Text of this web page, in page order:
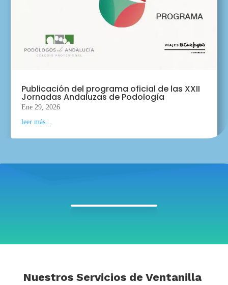
Publicación del programa oficial de las XXII
Jornadas Andaluzas de Podología
Ene 29, 2026
leer más...
Nuestros Servicios de Ventanilla